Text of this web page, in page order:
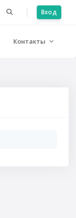
Вход
Контакты